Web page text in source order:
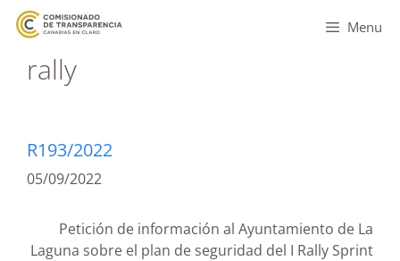
Menu
rally
R193/2022
05/09/2022
Petición de información al Ayuntamiento de La
Laguna sobre el plan de seguridad del I Rally Sprint